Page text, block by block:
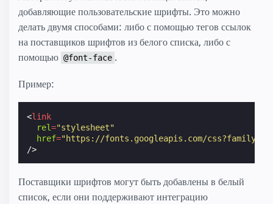
добавляющие пользовательские шрифты. Это можно
делать двумя способами: либо с помощью тегов ссылок
на поставщиков шрифтов из белого списка, либо с
помощью @font-face .
Пример:
<link
rel="stylesheet"
href="https://fonts.googleapis.com/
/>
Поставщики шрифтов могут быть добавлены в белый
список, если они поддерживают интеграцию